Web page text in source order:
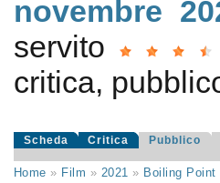
novembre
servito
critica,
Scheda Critica Pubblico
Home » Film » 2021 » Boiling